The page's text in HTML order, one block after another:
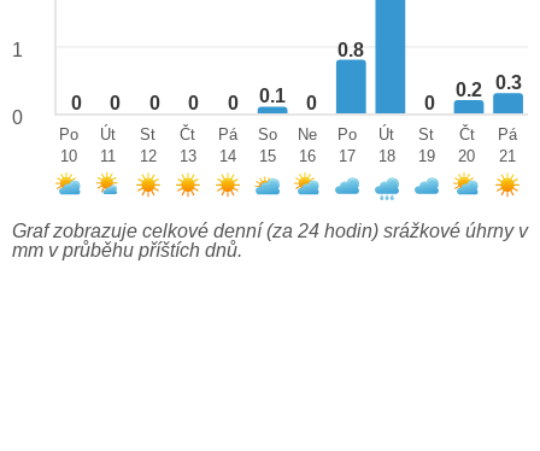
0 0 0 0 0 0.1 0
0.8
0
0.2 0.3
1
0
Po
10
Út
11
St
12
Čt
13
Pá
14
So
15
Ne
16
Po
17
Út
18
St
19
Čt
20
Pá
21
Graf zobrazuje celkové denní (za 24 hodin) srážkové úhrny v
mm v průběhu příštích dnů.